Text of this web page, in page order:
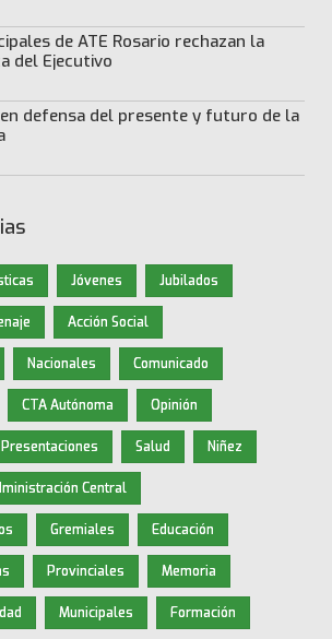
de ATE Rosario rechazan la
del Ejecutivo
defensa del presente y futuro de la
Jóvenes Jubilados
Acción Social
Nacionales Comunicado
CTA Autónoma Opinión
Presentaciones Salud Niñez
Central
Gremiales Educación
Provinciales Memoria
Municipales Formación